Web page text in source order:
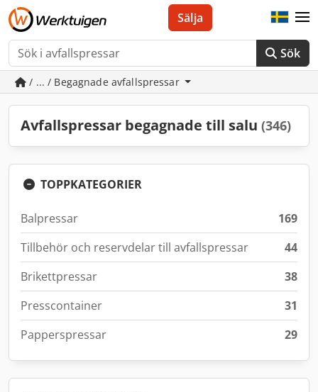
Sök
Sälja
/ ... / Begagnade avfallspressar
Avfallspressar begagnade till salu (346)
TOPPKATEGORIER
Balpressar
169
Tillbehör och reservdelar till avfallspressar
44
Brikettpressar
38
Presscontainer
31
Papperspressar
29